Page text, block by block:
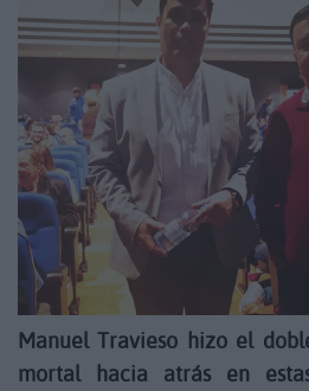
Manuel Travieso hizo el
mortal hacia atrás en